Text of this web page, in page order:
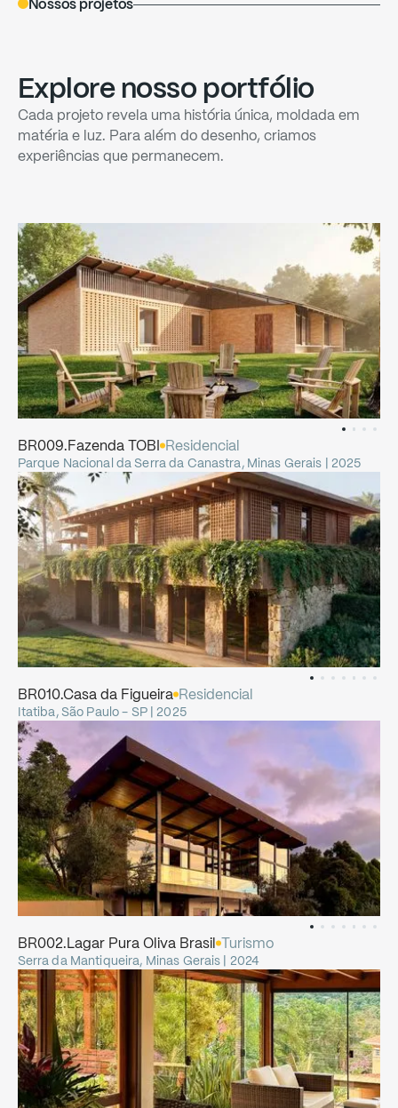
Nossos projetos
Explore nosso portfólio
Cada projeto revela uma história única, moldada em
matéria e luz. Para além do desenho, criamos
experiências que permanecem.
BR009.Fazenda TOBI Residencial
Parque Nacional da Serra da Canastra, Minas Gerais | 2025
BR010.Casa da Figueira Residencial
Itatiba, São Paulo - SP | 2025
BR002.Lagar Pura Oliva Brasil Turismo
Serra da Mantiqueira, Minas Gerais | 2024